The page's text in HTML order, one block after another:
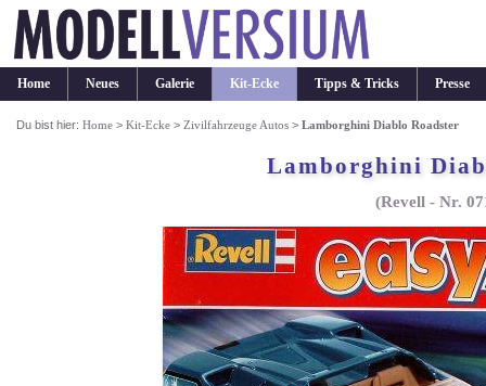
Home Neues Galerie Kit-Ecke Tipps & Tricks Presse
Du bist hier:Home >Kit-Ecke > Zivilfahrzeuge Autos >Lamborghini Diablo Roadster
Lamborghini
(Revell - Nr.